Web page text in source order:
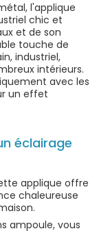
l'applique
chic et
et de son
touche de
industriel,
intérieurs.
avec les
un effet
éclairage
applique offre
chaleureuse
ampoule, vous